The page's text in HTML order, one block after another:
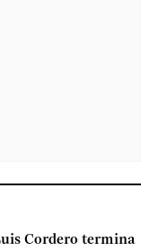
Cordero termina